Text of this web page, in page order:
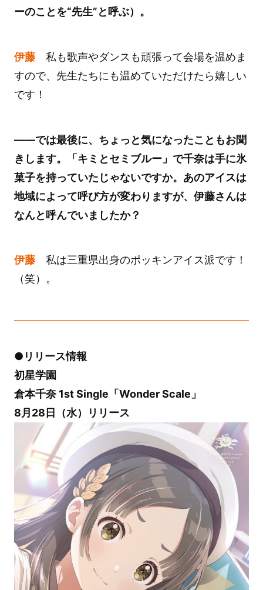
ーのことを“先生”と呼ぶ）。
伊藤私も歌声やダンスも頑張って会場を温めま
すので、先生たちにも温めていただけたら嬉しい
です！
――では最後に、ちょっと気になったこともお聞
きします。「キミとセミブルー」で千奈は手に氷
菓子を持っていたじゃないですか。あのアイスは
地域によって呼び方が変わりますが、伊藤さんは
なんと呼んでいましたか？
伊藤私は三重県出身のポッキンアイス派です！
（笑）。
●リリース情報
初星学園
倉本千奈 1st Single「Wonder Scale」
8月28日（水）リリース